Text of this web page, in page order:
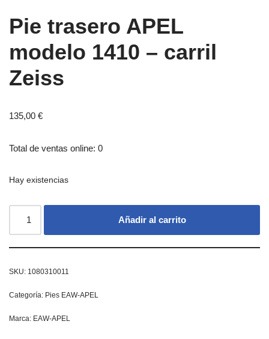
Pie trasero APEL
modelo 1410 – carril
Zeiss
135,00 €
Total de ventas online: 0
Hay existencias
Añadir al carrito
SKU: 1080310011
Categoría: Pies EAW-APEL
Marca: EAW-APEL